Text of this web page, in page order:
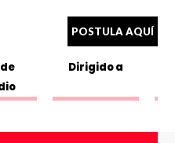
POSTULA AQUÍ
Dirigido a